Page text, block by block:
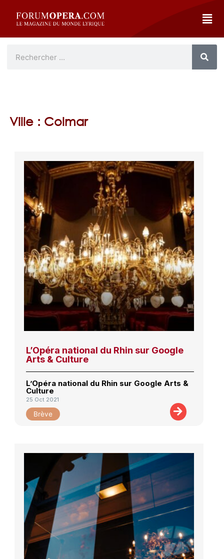
Ville : Colmar
L’Opéra national du Rhin sur Google
Arts & Culture
L’Opéra national du Rhin sur Google Arts &
Culture
25 Oct 2021
Brève